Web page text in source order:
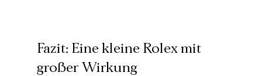
Fazit: Eine kleine Rolex mit
großer Wirkung